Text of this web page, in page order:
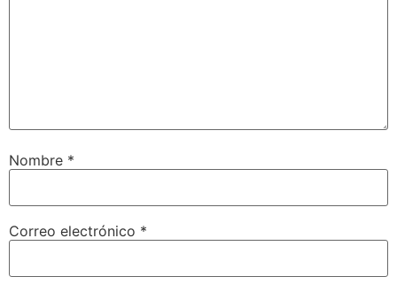
Nombre *
Correo electrónico *